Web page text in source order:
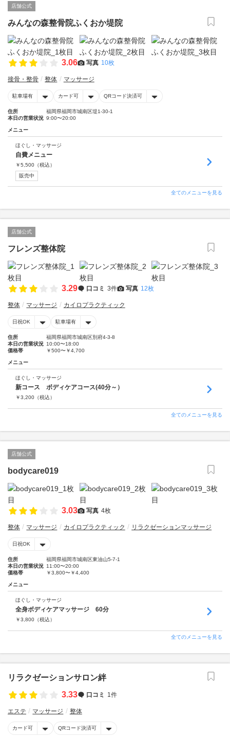
店舗公式
みんなの森整骨院ふくおか堤院
3.06 写真 10枚
接骨・整骨 整体 マッサージ
駐車場有 カード可 QRコード決済可
住所
福岡県福岡市城南区堤1-30-1
本日の営業状況 9:00〜20:00
メニュー
ほぐし・マッサージ
自費メニュー
￥5,500 （税込）
販売中
全てのメニューを見る
店舗公式
フレンズ整体院
3.29 口コミ 3件 写真 12枚
整体 マッサージ カイロプラクティック
日祝OK 駐車場有
住所
福岡県福岡市城南区別府4-3-8
本日の営業状況 10:00〜18:00
価格帯
￥500〜￥4,700
メニュー
ほぐし・マッサージ
新コース ボディケアコース(40分～）
￥3,200 （税込）
全てのメニューを見る
店舗公式
bodycare019
3.03 写真 4枚
整体 マッサージ カイロプラクティック リラクゼーションマッサージ
日祝OK
住所
福岡県福岡市城南区東油山5-7-1
本日の営業状況 11:00〜20:00
価格帯
￥3,800〜￥4,400
メニュー
ほぐし・マッサージ
全身ボディケアマッサージ 60分
￥3,800 （税込）
全てのメニューを見る
リラクゼーションサロン絆
3.33
口コミ 1件
エステ マッサージ 整体
カード可 QRコード決済可